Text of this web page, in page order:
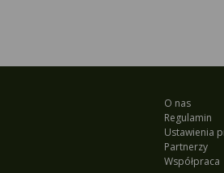
O nas
Regulamin
Ustawienia
Partnerzy
Współpraca